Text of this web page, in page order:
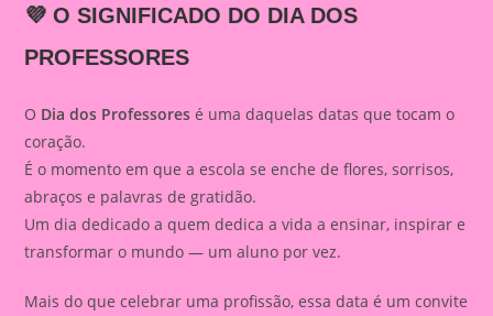
💜 O SIGNIFICADO DO DIA DOS
PROFESSORES
O Dia dos Professores é uma daquelas datas que tocam o
coração.
É o momento em que a escola se enche de flores, sorrisos,
abraços e palavras de gratidão.
Um dia dedicado a quem dedica a vida a ensinar, inspirar e
transformar o mundo — um aluno por vez.
Mais do que celebrar uma profissão, essa data é um convite